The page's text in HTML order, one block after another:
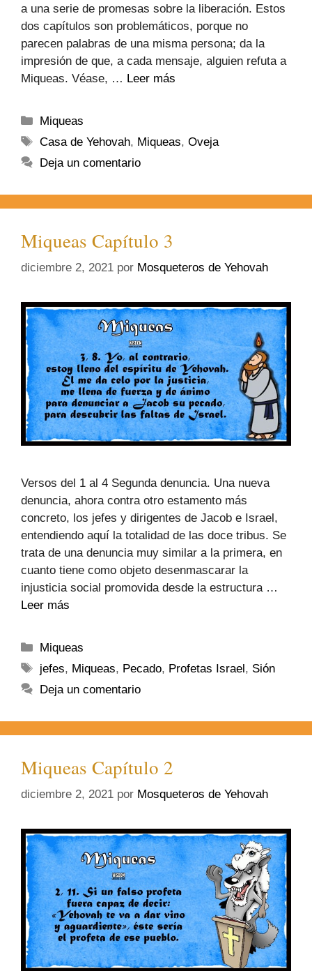
a una serie de promesas sobre la liberación. Estos
dos capítulos son problemáticos, porque no
parecen palabras de una misma persona; da la
impresión de que, a cada mensaje, alguien refuta a
Miqueas. Véase, … Leer más
Miqueas
Casa de Yehovah, Miqueas,Oveja
Deja un comentario
Miqueas Capítulo 3
diciembre 2, 2021 por Mosqueteros de Yehovah
Versos del 1 al 4 Segunda denuncia. Una nueva
denuncia, ahora contra otro estamento más
concreto, los jefes y dirigentes de Jacob e Israel,
entendiendo aquí la totalidad de las doce tribus. Se
trata de una denuncia muy similar a la primera, en
cuanto tiene como objeto desenmascarar la
injusticia social promovida desde la estructura …
Leer más
Miqueas
jefes, Miqueas, Pecado, Profetas Israel, Sión
Deja un comentario
Miqueas Capítulo 2
diciembre 2, 2021 por Mosqueteros de Yehovah